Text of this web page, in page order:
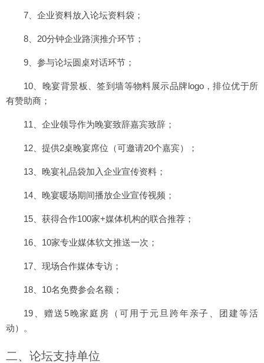
7、企业资料放入论坛资料袋；
8、20分钟企业路演推介环节；
9、参与论坛圆桌对话环节；
10、晚宴背景板、签到墙等物料展示品牌logo，排位优于所
有赞助商；
11、企业领导作为晚宴致辞嘉宾致辞；
12、提供2桌晚宴席位（可邀请20个嘉宾）；
13、晚宴礼品袋加入企业宣传资料；
14、晚宴暖场期间播放企业宣传视频；
15、获得合作100家+媒体机构的联合推荐；
16、10家专业媒体软文推送一次；
17、现场合作媒体专访；
18、10名免费参会名额；
19、赠送5晚家庭房（可用于元旦跨年亲子、团建等活
动）。
二、论坛支持单位